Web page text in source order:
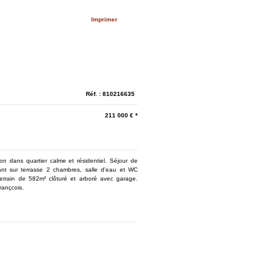
Imprimer
Réf. : 810216635
211 000€ *
dans quartier calme et résidentiel. Séjour de
sur terrasse 2 chambres, salle d'eau et WC
de 582m² clôturé et arboré avec garage.